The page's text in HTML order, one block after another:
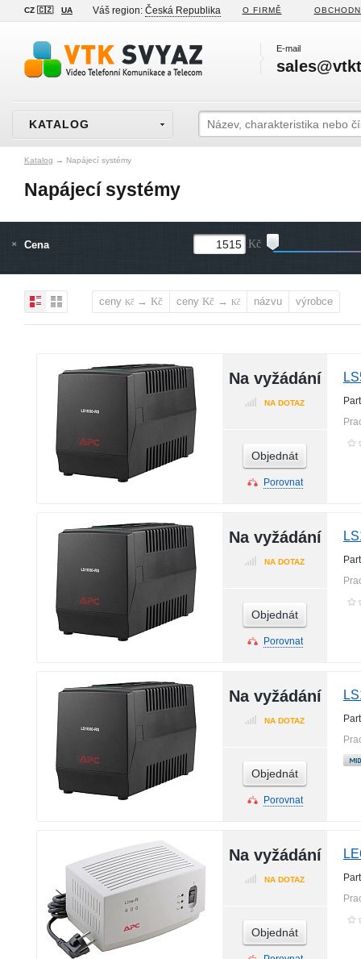
CZ 🇨🇿 UA Váš region: Česká Republika O FIRMĚ
E-mail
KATALOG
Katalog → Napájecí systémy
Napájecí systémy
Cena Kč
ceny Kč → Kč ceny Kč → Kč názvu výrobce
Na vyžádání
NA DOTAZ
Objednát
Porovnat
Na vyžádání
NA DOTAZ
Objednát
Porovnat
Na vyžádání
NA DOTAZ
Objednát
Porovnat
Na vyžádání
NA DOTAZ
Objednát